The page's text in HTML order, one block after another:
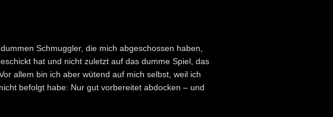
Schmuggler, die mich abgeschossen haben,
hat und nicht zuletzt auf das dumme Spiel, das
allem bin ich aber wütend auf mich selbst, weil ich
befolgt habe: Nur gut vorbereitet abdocken – und